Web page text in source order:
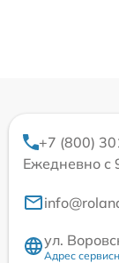
+7 (800)
Ежедневно с
ул.
Адрес